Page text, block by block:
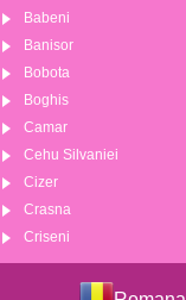
Babeni
Banisor
Bobota
Boghis
Camar
Cehu Silvaniei
Cizer
Crasna
Criseni